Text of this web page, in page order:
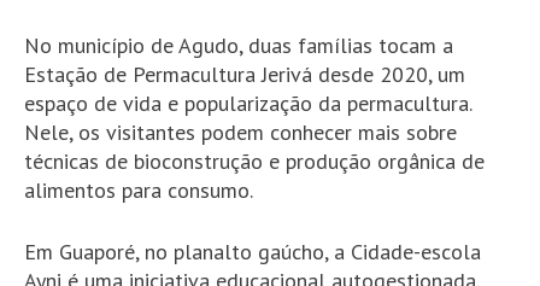
No município de Agudo, duas famílias tocam a
Estação de Permacultura Jerivá desde 2020, um
espaço de vida e popularização da permacultura.
Nele, os visitantes podem conhecer mais sobre
técnicas de bioconstrução e produção orgânica de
alimentos para consumo.
Em Guaporé, no planalto gaúcho, a Cidade-escola